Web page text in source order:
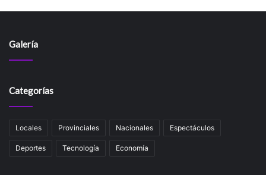
Galería
Categorías
Locales Provinciales Nacionales Espectáculos
Deportes Tecnología Economía